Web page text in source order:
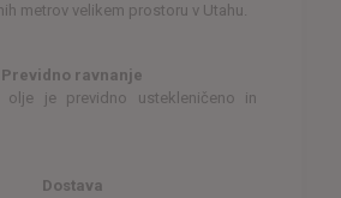
metrov velikem prostoru v Utahu.
Previdno ravnanje
olje je previdno ustekleničeno in
Dostava